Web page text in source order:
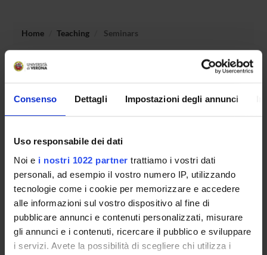
Consenso Dettagli Impostazioni degli annunci
Uso responsabile dei dati
Noi e i nostri 1022 partner trattiamo i vostri dati
personali, ad esempio il vostro numero IP, utilizzando
tecnologie come i cookie per memorizzare e accedere
alle informazioni sul vostro dispositivo al fine di
pubblicare annunci e contenuti personalizzati, misurare
gli annunci e i contenuti, ricercare il pubblico e sviluppare
i servizi. Avete la possibilità di scegliere chi utilizza i
Home Teaching Seminars
No recent seminar found relating to teaching Human-
computer Interaction Complements.
COURSES
PHD PROGRAMMES AND POSTGRADUATE
TRAINING
Contacts
People